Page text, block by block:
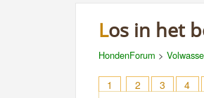
Los in het
HondenForum >
1 2 3 4